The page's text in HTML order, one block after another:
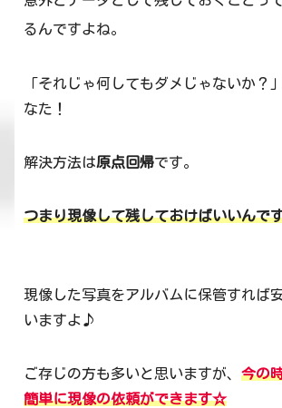
るんですよね。
「それじゃ何してもダメじゃないか？
なた！
解決方法は原点回帰です。
つまり現像して残しておけばいいんで
現像した写真をアルバムに保管すれば
いますよ♪
ご存じの方も多いと思いますが、 今の
簡単に現像の依頼ができます☆